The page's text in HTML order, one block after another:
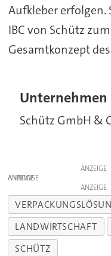
Aufkleber erfolgen.
IBC von Schütz
Gesamtkonzept
Unternehmen
Schütz GmbH &
ANZEIGE
ANZEIGE
ANZEIGE
LANDWIRTSCHAFT
SCHÜTZ